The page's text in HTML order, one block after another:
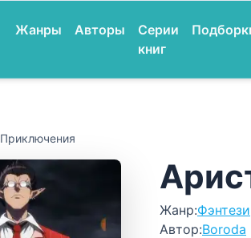
Жанры Авторы
Серии
книг
Приключения
Жанр:Фэнтези
Автор:Boroda